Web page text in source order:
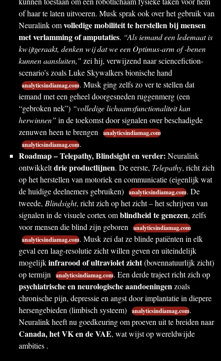
of haar te laten uitvoeren. Musk sprak ook over het gebruik van
Neuralink omvolledige mobiliteit te herstellen bij mensen
met verlamming of amputaties. “Als iemand een ledemaat is
kwijtgeraakt, denken wij dat we een Optimus-arm of -benen
kunnen aansluiten,” zei hij, verwijzend naar sciencefiction-
scenario’s zoals Luke Skywalkers bionische hand
analyticsindiamag.com. Musk ging zelfs zo ver te stellen dat
iemand met een geheel doorgesneden ruggenmerg (een
“gebroken nek”) “volledige lichaamsfunctionaliteit kan
herwinnen” in de toekomst door signalen over beschadigde
zenuwen heen te brengen
analyticsindiamag.com
analyticsindiamag.com.
Roadmap – Telepathy, Blindsight en verder: Neuralink
ontwikkeltdrie productlijnen. De eerste, Telepathy, richt zich
op het herstellen van motoriek en communicatie (eigenlijk wat
de huidige deelnemers gebruiken) analyticsindiamag.com. De
tweede, Blindsight, richt zich op het zicht – het schrijven van
signalen in de visuele cortex omblindheid te genezen, zelfs
voor mensen die blind zijn geboren
analyticsindiamag.com
analyticsindiamag.com. Musk zei dat ze blinde patiënten in elk
geval een laag-resolutie zicht willen geven en uiteindelijk
mogelijkinfrarood of ultraviolet zicht(bovennatuurlijk zicht)
op termijn
analyticsindiamag.com. Een derde traject richt zich op
psychiatrische en neurologische aandoeningenzoals
chronische pijn, depressie en angst door implantatie in diepere
hersengebieden (limbisch systeem) analyticsindiamag.com.
Neuralink heeft nu goedkeuring om proeven uit te breiden naar
Canada, het VK en de VAE, wat wijst op wereldwijde
ambities .